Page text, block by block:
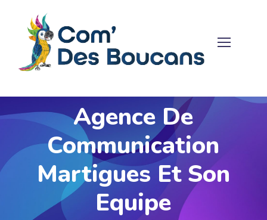
Agence De
Communication
Martigues Et Son
Equipe